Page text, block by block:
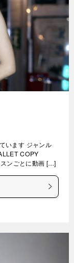
います ジャンル
COPY
ンごとに動画 […]